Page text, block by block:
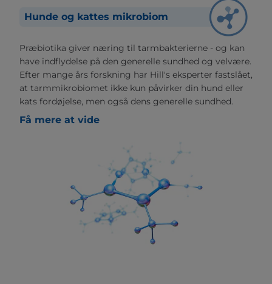
Hunde og kattes mikrobiom
Præbiotika giver næring til tarmbakterierne - og kan
have indflydelse på den generelle sundhed og velvære.
Efter mange års forskning har Hill's eksperter fastslået,
at tarmmikrobiomet ikke kun påvirker din hund eller
kats fordøjelse, men også dens generelle sundhed.
Få mere at vide